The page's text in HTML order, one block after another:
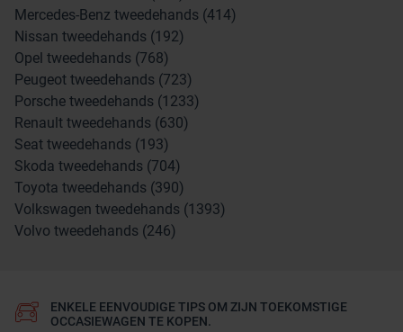
Mercedes-Benz tweedehands (414)
Nissan tweedehands (192)
Opel tweedehands (768)
Peugeot tweedehands (723)
Porsche tweedehands (1233)
Renault tweedehands (630)
Seat tweedehands (193)
Skoda tweedehands (704)
Toyota tweedehands (390)
Volkswagen tweedehands (1393)
Volvo tweedehands (246)
ENKELE EENVOUDIGE TIPS OM ZIJN TOEKOMSTIGE
OCCASIEWAGEN TE KOPEN.